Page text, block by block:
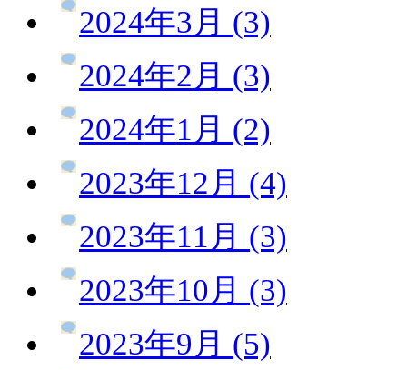
2024年3月 (3)
2024年2月 (3)
2024年1月 (2)
2023年12月 (4)
2023年11月 (3)
2023年10月 (3)
2023年9月 (5)